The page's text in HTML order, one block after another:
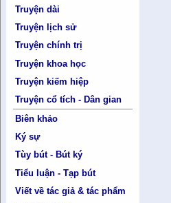
Truyện dài
Truyện lịch sử
Truyện chính trị
Truyện khoa học
Truyện kiếm hiệp
Truyện cổ tích - Dân gian
Biên khảo
Ký sự
Tùy bút - Bút ký
Tiểu luận - Tạp bút
Viết về tác giả & tác phẩm